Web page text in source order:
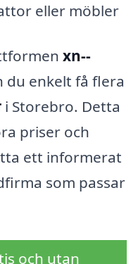
eller möbler
xn--
du enkelt få flera
i Storebro. Detta
priser och
ett informerat
som passar
och utan